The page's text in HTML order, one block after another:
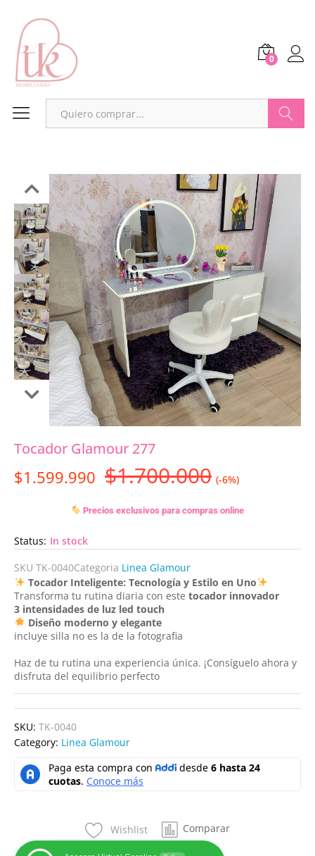
0
Tocador Glamour 277
$1.599.990 $1.700.000 (-6%)
Precios exclusivos para compras online
Status: In stock
SKU TK-0040Categoria Linea Glamour
Tocador Inteligente: Tecnología y Estilo en Uno
Transforma tu rutina diaria con este tocador innovador
3 intensidades de luz led touch
Diseño moderno y elegante
incluye silla no es la de la fotografia
Haz de tu rutina una experiencia única. ¡Consíguelo ahora y
disfruta del equilibrio perfecto
SKU: TK-0040
Category: Linea Glamour
Wishlist Comparar